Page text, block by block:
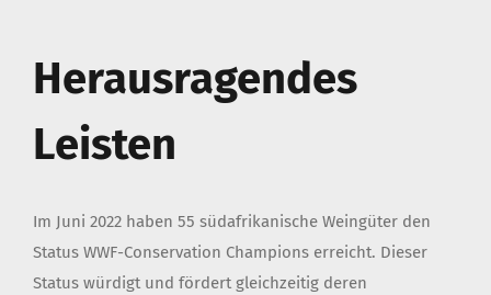
Herausragendes
Leisten
Im Juni 2022 haben 55 südafrikanische Weingüter den
Status WWF-Conservation Champions erreicht. Dieser
Status würdigt und fördert gleichzeitig deren